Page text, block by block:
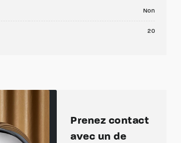
Non
20
Prenez contact
avec un de